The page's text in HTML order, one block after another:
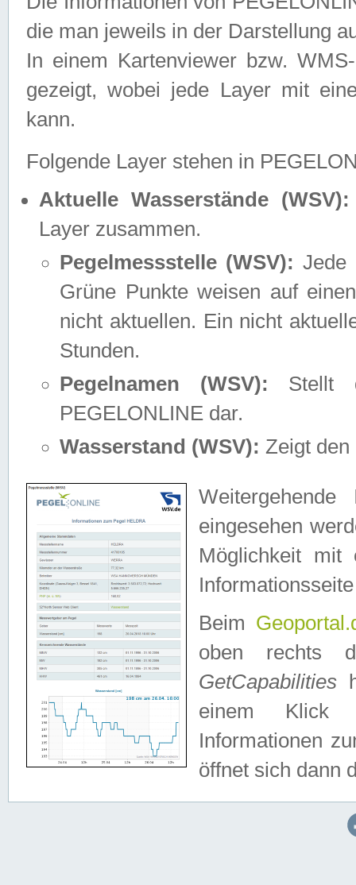
die man jeweils in der Darstellung
In einem Kartenviewer bzw.
gezeigt, wobei jede Layer mit
kann.
Folgende Layer stehen in
Aktuelle Wasserstände (WSV):
Layer zusammen.
Pegelmessstelle (WSV): Jede
Grüne Punkte weisen auf
nicht aktuellen. Ein nicht
Stunden.
Pegelnamen (WSV): Stellt
PEGELONLINE dar.
Wasserstand (WSV): Zeigt den
eingesehen
Möglichkeit mit
Beim
oben rechts
GetCapabilities
einem Klick
Informationen
öffnet sich dann